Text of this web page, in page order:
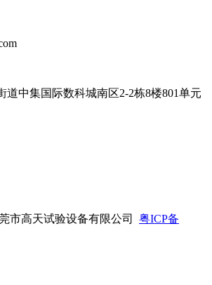
道中集国际数科城南区2-2栋8楼801单元
市高天试验设备有限公司 粤ICP备